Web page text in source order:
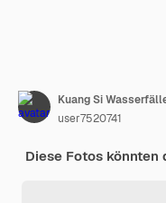
user7520741
Diese Fotos könnten